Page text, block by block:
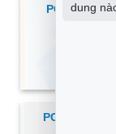
PC Làm thế
PC Có nên
dung